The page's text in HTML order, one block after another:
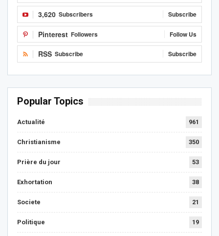
3,620 Subscribers Subscribe
Pinterest Followers Follow Us
RSS Subscribe Subscribe
Popular Topics
Actualité 961
Christianisme 350
Prière du jour 53
Exhortation 38
Societe 21
Politique 19